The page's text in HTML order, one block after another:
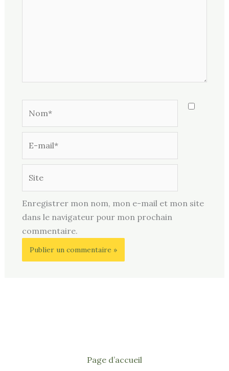
mail*
Enregistrer mon nom, mon e-mail et mon site
dans le navigateur pour mon prochain
commentaire.
Page d’accueil